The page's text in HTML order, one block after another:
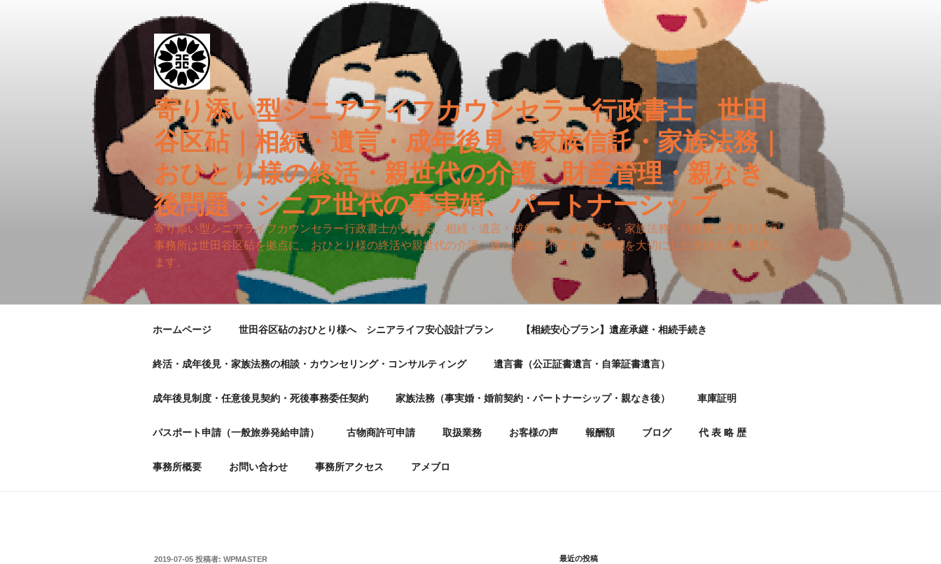
寄り添い型シニアライフカウンセラー行政書士 世田
谷区砧｜相続・遺言・成年後見・家族信託・家族法務｜
おひとり様の終活・親世代の介護、財産管理・親なき
後問題・シニア世代の事実婚、パートナーシップ
寄り添い型シニアライフカウンセラー行政書士が支える、相続・遺言・成年後見・家族信託・家族法務。行政書士長谷川憲司
事務所は世田谷区砧を拠点に、おひとり様の終活や親世代の介護、親なき後の不安まで、傾聴を大切にした法的支援を提供し
ます。
ホームページ 世田谷区砧のおひとり様へ シニアライフ安心設計プラン 【相続安心プラン】遺産承継・相続手続き
終活・成年後見・家族法務の相談・カウンセリング・コンサルティング 遺言書（公正証書遺言・自筆証書遺言）
成年後見制度・任意後見契約・死後事務委任契約 家族法務（事実婚・婚前契約・パートナーシップ・親なき後） 車庫証明
パスポート申請（一般旅券発給申請） 古物商許可申請 取扱業務 お客様の声 報酬額 ブログ 代 表 略 歴
事務所概要 お問い合わせ 事務所アクセス アメブロ
投
2019-07-05 投稿者: WPMASTER 最近の投稿